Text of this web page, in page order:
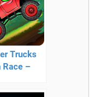
Trucks
Race –